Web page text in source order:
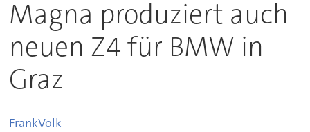
Magna produziert auch
neuen Z4 für BMW in
Graz
FrankVolk